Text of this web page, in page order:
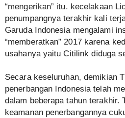
“mengerikan” itu. kecelakaan
penumpangnya terakhir kali
Garuda Indonesia mengalami
“memberatkan” 2017 karena
usahanya yaitu Citilink diduga
Secara keseluruhan, demikian
penerbangan Indonesia telah
dalam beberapa tahun terakhir.
keamanan penerbangannya